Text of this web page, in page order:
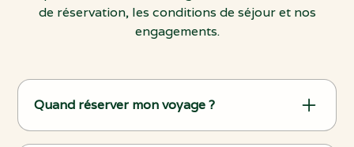
de réservation, les conditions de séjour et nos
engagements.
Quand réserver mon voyage ?